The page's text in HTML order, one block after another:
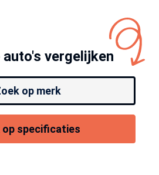
auto's vergelijken
op merk
op specificaties